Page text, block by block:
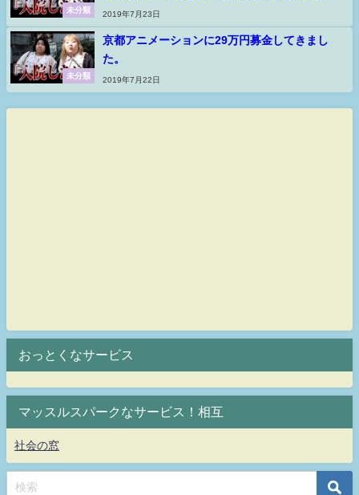
未分類
2019年7月23日
未分類
京都アニメーションに29万円募金してきまし
た。
2019年7月22日
おっとくなサービス
マッスルスパークなサービス！相互
社会の窓